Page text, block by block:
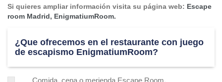
Si quieres ampliar información visita su página web: Escape
room Madrid, EnigmatiumRoom.
¿Que ofrecemos en el restaurante con juego
de escapismo EnigmatiumRoom?
Comida, cena o merienda Escape Room.